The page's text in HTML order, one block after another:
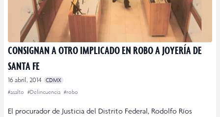
CONSIGNAN A OTRO IMPLICADO EN ROBO A JOYERÍA DE
SANTA FE
16 abril, 2014
CDMX
#asalto #Delincuencia #robo
El procurador de Justicia del Distrito Federal, Rodolfo Ríos